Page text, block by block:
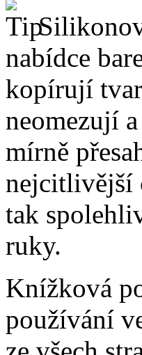
nabídce
kopírují
neomezují
mírně
nejcitlivější
tak
ruky.
Knížková
používání